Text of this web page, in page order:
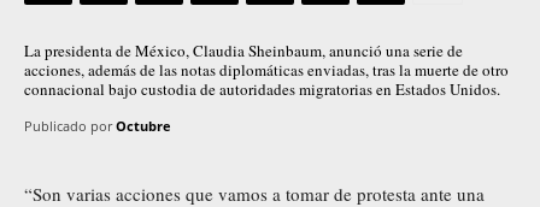
La presidenta de México, Claudia Sheinbaum, anunció una serie de
acciones, además de las notas diplomáticas enviadas, tras la muerte de otro
connacional bajo custodia de autoridades migratorias en Estados Unidos.
Publicado por Octubre
“Son varias acciones que vamos a tomar de protesta ante una